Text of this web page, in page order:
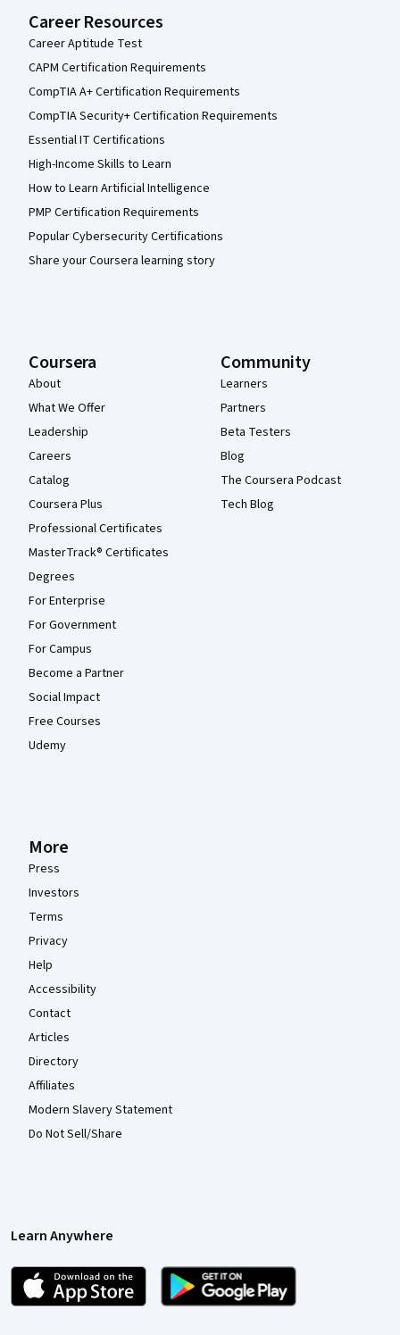
Career Resources
Career Aptitude Test
CAPM Certification Requirements
CompTIA A+ Certification Requirements
CompTIA Security+ Certification Requirements
Essential IT Certifications
High-Income Skills to Learn
How to Learn Artificial Intelligence
PMP Certification Requirements
Popular Cybersecurity Certifications
Share your Coursera learning story
Coursera
About
What We Offer
Leadership
Careers
Catalog
Coursera Plus
Professional Certificates
MasterTrack® Certificates
Degrees
For Enterprise
For Government
For Campus
Become a Partner
Social Impact
Free Courses
Udemy
Community
Learners
Partners
Beta Testers
Blog
The Coursera Podcast
Tech Blog
More
Press
Investors
Terms
Privacy
Help
Accessibility
Contact
Articles
Directory
Affiliates
Modern Slavery Statement
Do Not Sell/Share
Learn Anywhere